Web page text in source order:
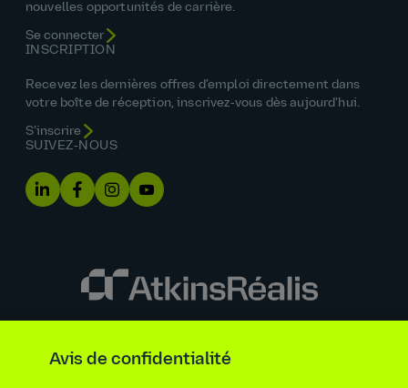
nouvelles opportunités de carrière.
Se connecter
INSCRIPTION
Recevez les dernières offres d’emploi directement dans
votre boîte de réception, inscrivez‑vous dès aujourd’hui.
S’inscrire
SUIVEZ‑NOUS
Renseignements requis par la loi et la réglementation
Avis de confidentialité